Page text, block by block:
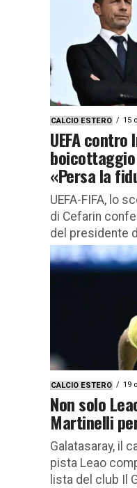
CALCIO ESTERO 15
UEFA
boicottaggio
«Persa la
UEFA-FIFA, lo
di Cefarin
del presidente
FIFA...
CALCIO ESTERO 19
Non solo
Martinelli
Galatasaray, il
pista Leao
lista del club Il